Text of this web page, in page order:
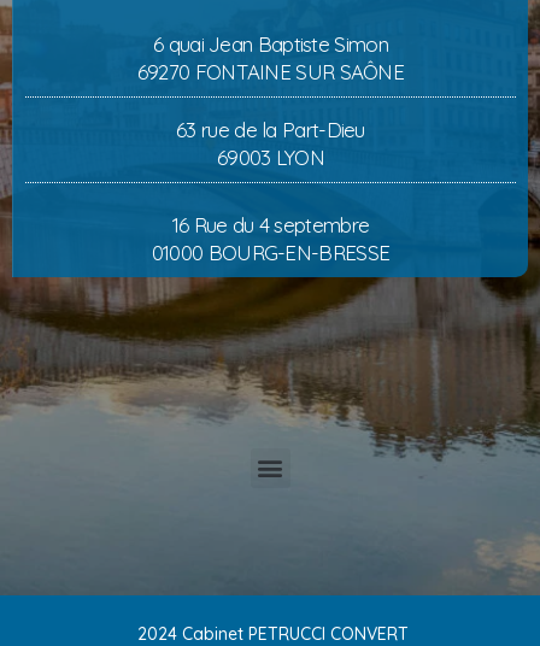
6 quai Jean Baptiste Simon
69270 FONTAINE SUR SAÔNE
63 rue de la Part-Dieu
69003 LYON
16 Rue du 4 septembre
01000 BOURG-EN-BRESSE
2024 Cabinet PETRUCCI CONVERT